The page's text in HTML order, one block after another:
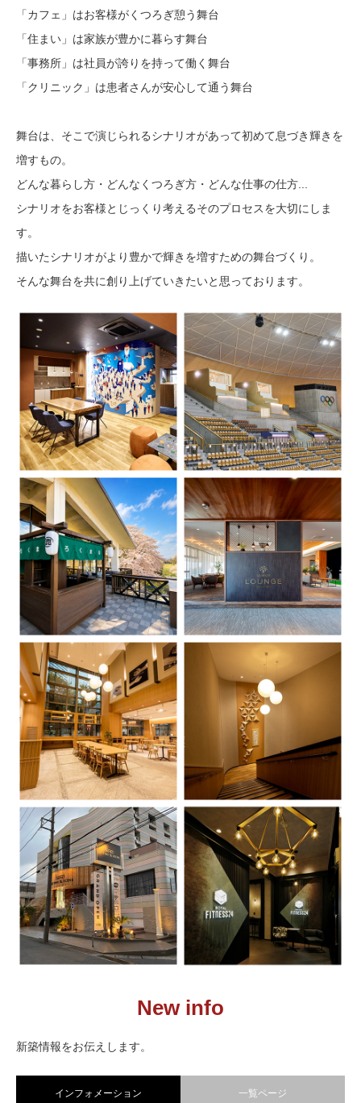
「カフェ」はお客様がくつろぎ憩う舞台
「住まい」は家族が豊かに暮らす舞台
「事務所」は社員が誇りを持って働く舞台
「クリニック」は患者さんが安心して通う舞台
舞台は、そこで演じられるシナリオがあって初めて息づき輝きを
増すもの。
どんな暮らし方・どんなくつろぎ方・どんな仕事の仕方...
シナリオをお客様とじっくり考えるそのプロセスを大切にしま
す。
描いたシナリオがより豊かで輝きを増すための舞台づくり。
そんな舞台を共に創り上げていきたいと思っております。
Crux小田原オフィス
星の交差点から生まれる、新
しい働き方。
ホワイトリング高機能化
改修 一期工事
デザインと施工の力で、木の
温もりと地域の未来をつな
ぐ。乃村工藝社 × DUOによる
ホワイトリング改修プロジェ
クト。
ろくまるテラス
人と景色がつながる、ゴルフ
場の新しい居場所
ULMUS LOUNGE
次のゴルフ場を、ここから。
新宿調理師専門学校 学生
レストラン
“饌”に込められた、食と向き合
新宿調理師専門学校階段
ホール・共用部
階をつなぎ、意識をつなぐ。
HOTEL SETTING THE
鍛える時間を、高揚感へ変え
New info
新築情報をお伝えします。
インフォメーション 一覧ページ